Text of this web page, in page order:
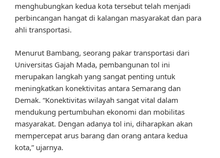
menghubungkan kedua kota tersebut telah menjadi
perbincangan hangat di kalangan masyarakat dan para
ahli transportasi.
Menurut Bambang, seorang pakar transportasi dari
Universitas Gajah Mada, pembangunan tol ini
merupakan langkah yang sangat penting untuk
meningkatkan konektivitas antara Semarang dan
Demak. “Konektivitas wilayah sangat vital dalam
mendukung pertumbuhan ekonomi dan mobilitas
masyarakat. Dengan adanya tol ini, diharapkan akan
mempercepat arus barang dan orang antara kedua
kota,” ujarnya.